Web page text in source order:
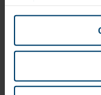
des logiciels
AmexDV,
développés sur-
Quadient, etc)
compte plus de